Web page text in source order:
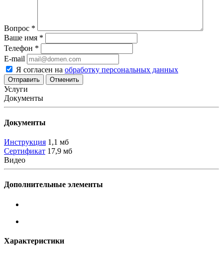
Вопрос *
Ваше имя *
Телефон *
E-mail
Я согласен на обработку персональных данных
Отменить
Услуги
Документы
Документы
Инструкция 1,1 мб
Сертификат 17,9 мб
Видео
Дополнительные элементы
Характеристики